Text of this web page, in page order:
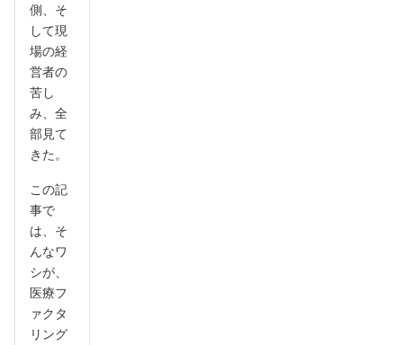
側、そ
して現
場の経
営者の
苦し
み、全
部見て
きた。
この記
事で
は、そ
んなワ
シが、
医療フ
ァクタ
リング